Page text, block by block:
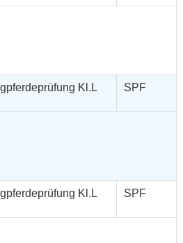
Kl.L
SPF
Kl.L
SPF